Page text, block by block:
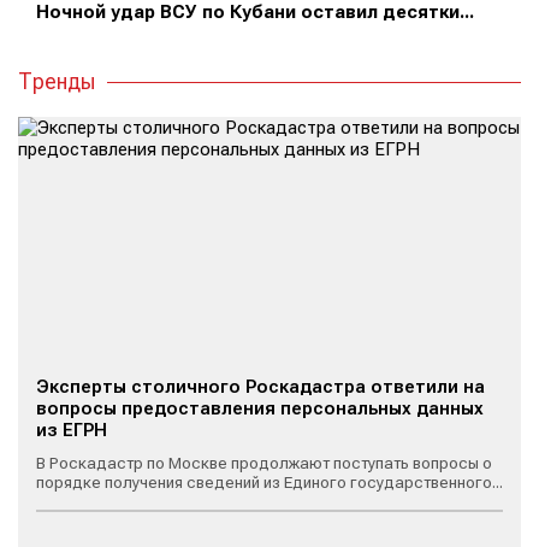
Ночной удар ВСУ по Кубани оставил десятки...
Тренды
Эксперты столичного Роскадастра ответили на
вопросы предоставления персональных данных
из ЕГРН
В Роскадастр по Москве продолжают поступать вопросы о
порядке получения сведений из Единого государственного...